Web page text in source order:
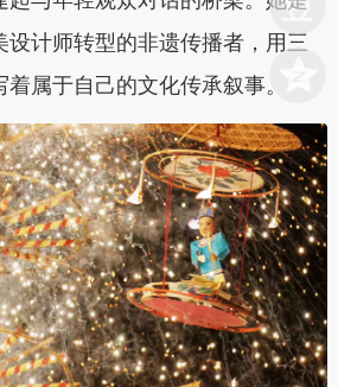
设计师转型的非遗传播者，用三
属于自己的文化传承叙事。